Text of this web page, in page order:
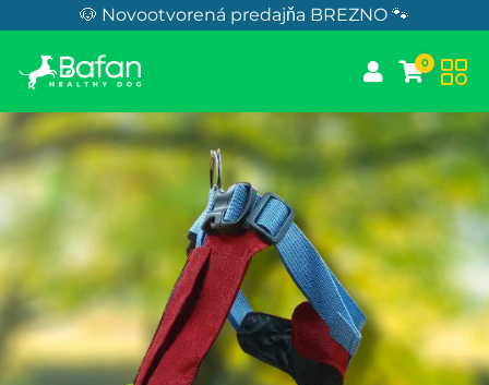
Skip to Content🐶 Novootvorená predajňa BREZNO 🐾
0